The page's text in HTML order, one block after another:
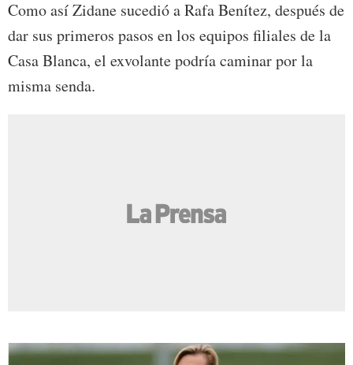
Como así Zidane sucedió a Rafa Benítez, después de
dar sus primeros pasos en los equipos filiales de la
Casa Blanca, el exvolante podría caminar por la
misma senda.